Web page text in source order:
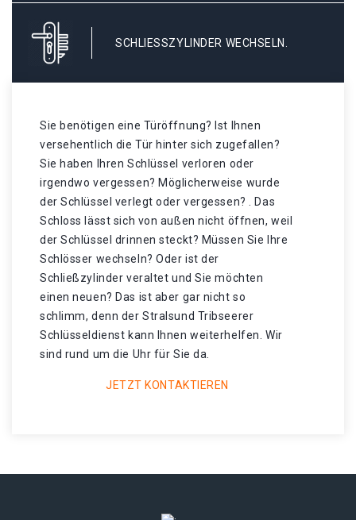
SCHLIESSZYLINDER WECHSELN.
Sie benötigen eine Türöffnung? Ist Ihnen
versehentlich die Tür hinter sich zugefallen?
Sie haben Ihren Schlüssel verloren oder
irgendwo vergessen? Möglicherweise wurde
der Schlüssel verlegt oder vergessen? . Das
Schloss lässt sich von außen nicht öffnen, weil
der Schlüssel drinnen steckt? Müssen Sie Ihre
Schlösser wechseln? Oder ist der
Schließzylinder veraltet und Sie möchten
einen neuen? Das ist aber gar nicht so
schlimm, denn der Stralsund Tribseerer
Schlüsseldienst kann Ihnen weiterhelfen. Wir
sind rund um die Uhr für Sie da.
JETZT KONTAKTIEREN